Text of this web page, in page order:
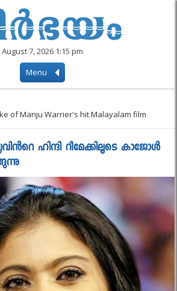
August 7, 2026 1:15 pm
Menu
of Manju Warrier's hit Malayalam film
ഹിന്ദി റീമേക്കിലൂടെ കാജോൾ